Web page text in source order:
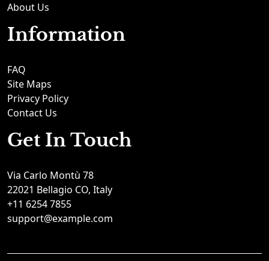
About Us
Information
FAQ
Site Maps
Privacy Policy
Contact Us
Get In Touch
Via Carlo Montù 78
22021 Bellagio CO, Italy
+11 6254 7855
support@example.com